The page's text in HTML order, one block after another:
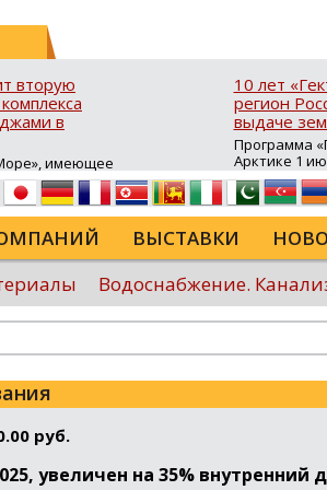
вторую
в
имеющее
порта
развитие
в Хасанском
посёлке
побережье
гостиничного
В рамках проекта
таможенной
10 лет
регион
выдаче
Программа
Арктике 1
10 лет в ДФО
время она
для
сельского
программы
России...
ВЫСТАВКИ
Водоснабжение.
Еще
руб.
увеличен на 35% внутренний